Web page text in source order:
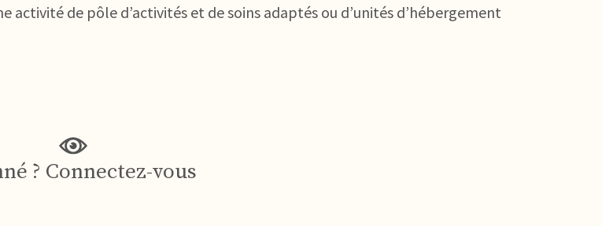
activité de pôle d’activités et de soins adaptés ou d’unités d’hébergement
? Connectez-vous